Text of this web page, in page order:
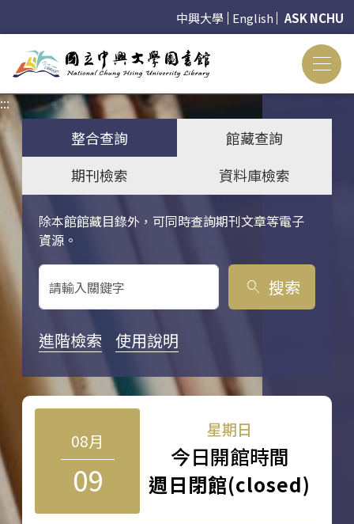
中興大學 English ASK NCHU
:::
整合查詢
館藏查詢
期刊檢索
資料庫檢索
除本館館藏目錄外，可同時查詢期刊文章等電子
資源。
關鍵字搜尋
search 搜索
進階檢索 使用說明
08月
09
星期日
今日開館時間
週日閉館(closed)